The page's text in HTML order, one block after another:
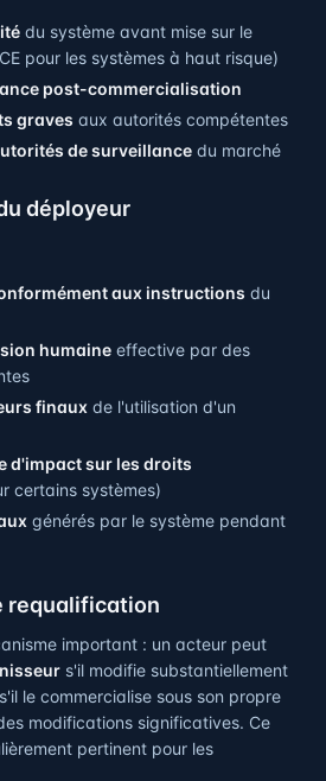
du système avant mise sur le
pour les systèmes à haut risque)
post-commercialisation
graves aux autorités compétentes
de surveillance du marché
déployeur
aux instructions du
humaine effective par des
finaux de l'utilisation d'un
d'impact sur les droits
certains systèmes)
générés par le système pendant
requalification
important : un acteur peut
s'il modifie substantiellement
le commercialise sous son propre
modifications significatives. Ce
pertinent pour les